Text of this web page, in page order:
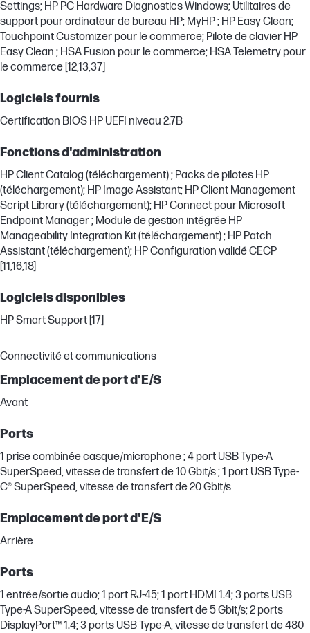
Settings; HP PC Hardware Diagnostics Windows; Utilitaires de
support pour ordinateur de bureau HP; MyHP ; HP Easy Clean;
Touchpoint Customizer pour le commerce; Pilote de clavier HP
Easy Clean ; HSA Fusion pour le commerce; HSA Telemetry pour
le commerce [12,13,37]
Logiciels fournis
Certification BIOS HP UEFI niveau 2.7B
Fonctions d'administration
HP Client Catalog (téléchargement) ; Packs de pilotes HP
(téléchargement); HP Image Assistant; HP Client Management
Script Library (téléchargement); HP Connect pour Microsoft
Endpoint Manager ; Module de gestion intégrée HP
Manageability Integration Kit (téléchargement) ; HP Patch
Assistant (téléchargement); HP Configuration validé CECP
[11,16,18]
Logiciels disponibles
HP Smart Support [17]
Connectivité et communications
Emplacement de port d'E/S
Avant
Ports
1 prise combinée casque/microphone ; 4 port USB Type-A
SuperSpeed, vitesse de transfert de 10 Gbit/s ; 1 port USB Type-
C® SuperSpeed, vitesse de transfert de 20 Gbit/s
Emplacement de port d'E/S
Arrière
Ports
1 entrée/sortie audio; 1 port RJ-45; 1 port HDMI 1.4; 3 ports USB
Type-A SuperSpeed, vitesse de transfert de 5 Gbit/s; 2 ports
DisplayPort™ 1.4; 3 ports USB Type-A, vitesse de transfert de 480